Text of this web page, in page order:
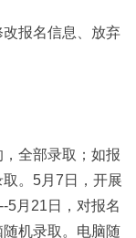
报名信息、放弃
全部录取；如报
。5月7日，开展
5月21日，对报名
机录取。电脑随